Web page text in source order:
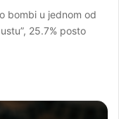
bombi u jednom od
25.7% posto